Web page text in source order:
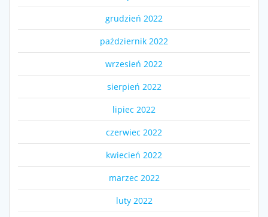
grudzień 2022
październik 2022
wrzesień 2022
sierpień 2022
lipiec 2022
czerwiec 2022
kwiecień 2022
marzec 2022
luty 2022